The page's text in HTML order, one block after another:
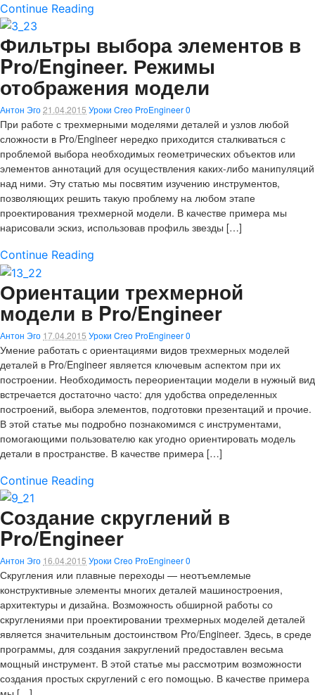
Continue Reading
Фильтры выбора элементов в
Pro/Engineer. Режимы
отображения модели
Антон Эго21.04.2015 Уроки Creo ProEngineer0
При работе с трехмерными моделями деталей и узлов любой
сложности в Pro/Engineer нередко приходится сталкиваться с
проблемой выбора необходимых геометрических объектов или
элементов аннотаций для осуществления каких-либо манипуляций
над ними. Эту статью мы посвятим изучению инструментов,
позволяющих решить такую проблему на любом этапе
проектирования трехмерной модели. В качестве примера мы
нарисовали эскиз, использовав профиль звезды […]
Continue Reading
Ориентации трехмерной
модели в Pro/Engineer
Антон Эго 17.04.2015 Уроки Creo ProEngineer0
Умение работать с ориентациями видов трехмерных моделей
деталей в Pro/Engineer является ключевым аспектом при их
построении. Необходимость переориентации модели в нужный вид
встречается достаточно часто: для удобства определенных
построений, выбора элементов, подготовки презентаций и прочие.
В этой статье мы подробно познакомимся с инструментами,
помогающими пользователю как угодно ориентировать модель
детали в пространстве. В качестве примера […]
Continue Reading
Создание скруглений в
Pro/Engineer
Антон Эго 16.04.2015 Уроки Creo ProEngineer0
Скругления или плавные переходы — неотъемлемые
конструктивные элементы многих деталей машиностроения,
архитектуры и дизайна. Возможность обширной работы со
скруглениями при проектировании трехмерных моделей деталей
является значительным достоинством Pro/Engineer. Здесь, в среде
программы, для создания закруглений предоставлен весьма
мощный инструмент. В этой статье мы рассмотрим возможности
создания простых скруглений с его помощью. В качестве примера